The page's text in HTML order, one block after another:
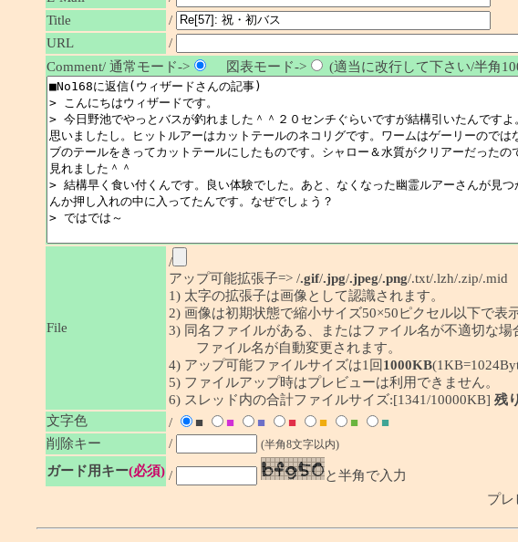
Title
/
URL
/
Comment/ 通常モード->
図表モード-> (適当に改行して下さい/半角
File
/
アップ可能拡張子=> /.gif/.jpg/.jpeg/.png/.txt/.lzh/.zip/.mid
1) 太字の拡張子は画像として認識されます。
2) 画像は初期状態で縮小サイズ50×50ピクセル以下で表
3) 同名ファイルがある、またはファイル名が不適切な場
ファイル名が自動変更されます。
4) アップ可能ファイルサイズは1回 1000KB
5) ファイルアップ時はプレビューは利用できません。
6) スレッド内の合計ファイルサイズ:[1341/10000KB] 残
文字色
/ ■ ■ ■ ■ ■ ■
■
削除キー
/ (半角8文字以内)
ガード用キー(必須) /
と半角で入力
プレ